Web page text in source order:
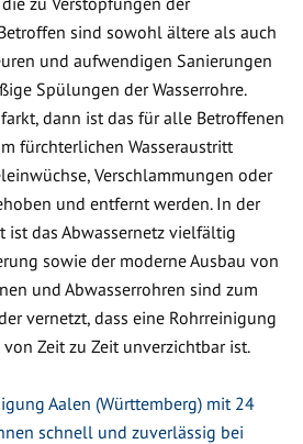
sind sowohl ältere als auch
und aufwendigen Sanierungen
Spülungen der Wasserrohre.
dann ist das für alle Betroffenen
fürchterlichen Wasseraustritt
Verschlammungen oder
und entfernt werden. In der
ist das Abwassernetz vielfältig
sowie der moderne Ausbau von
und Abwasserrohren sind zum
vernetzt, dass eine Rohrreinigung
Zeit zu Zeit unverzichtbar ist.
Aalen (Württemberg) mit 24
schnell und zuverlässig bei